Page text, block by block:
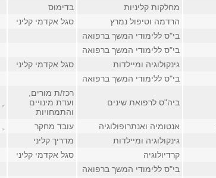
מחלקות קליניות בדימוס
הרדמה וטיפול נמרץ
סגל אקדמי קליני
בי"ס ללימודי המשך ברפואה
בי"ס ללימודי המשך ברפואה
גינקולוגיה ומיילדות
סגל אקדמי קליני
בי"ס ללימודי המשך ברפואה
ביה"ס לרפואת שינים
רכז/ת מורים,
ועדת מינויים
והתמחויות
אנטומיה ואנתרופולוגיה עובד מחקר
גינקולוגיה ומיילדות
מדריך קליני
קרדיולוגיה סגל אקדמי קליני
בי"ס ללימודי המשך ברפואה